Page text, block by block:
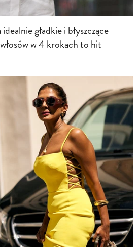
gładkie i błyszczące
w 4 krokach to hit